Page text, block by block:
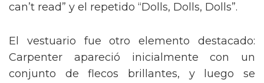
can’t read” y el repetido “Dolls, Dolls, Dolls”.
El vestuario fue otro elemento destacado:
Carpenter apareció inicialmente con un
conjunto de flecos brillantes, y luego se